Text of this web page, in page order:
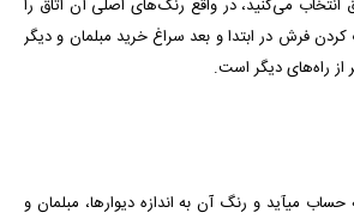
انتخاب می‌كنید، در واقع رنگ‌های اصلی آن اتاق را
کردن فرش در ابتدا و بعد سراغ خرید مبلمان و دیگر
از راه‌های دیگر است.
می­آید و رنگ آن به اندازه دیوارها، مبلمان و